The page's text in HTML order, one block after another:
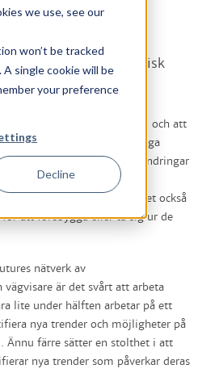
we use, see our
won’t be tracked
single cookie will be
your preference
Decline
för 2024 har vi
arbetar med
får systematisk
av att arbeta med framtiden och att
så systematiskt, och många
över omvärldsförändringar
att förutse. Att ha god
organisations självbild, vilket också
att förebygga eller ta sig ur de
nätverk av
är det svårt att arbeta
lite under hälften arbetar på ett
nya trender och möjligheter på
Ännu färre sätter en stolthet i att
nya trender som påverkar deras